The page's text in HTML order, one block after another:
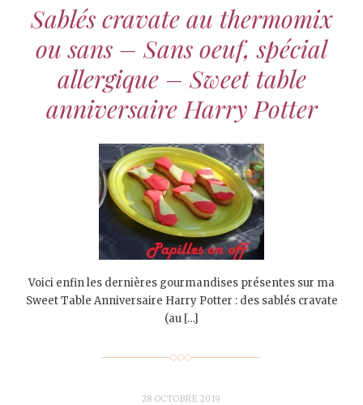
Sablés cravate au thermomix
ou sans – Sans oeuf, spécial
allergique – Sweet table
anniversaire Harry Potter
Voici enfin les dernières gourmandises présentes sur ma
Sweet Table Anniversaire Harry Potter : des sablés cravate
(au […]
28 OCTOBRE 2019